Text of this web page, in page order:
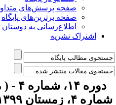
صفحه پرسش‌های متداول
صفحه برترین‌های پایگاه
اطلاع‌رسانی به دوستان
اشتراک نشریه
۴، زمستان ۱۳۹۹ )